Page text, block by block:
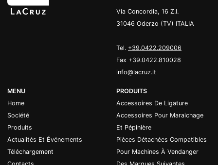
Via Concordia, 16 Z.I.
31046 Oderzo (TV) ITALIA
Tel. +39.0422.209006
Fax +39.0422.810028
info@lacruz.it
MENU
Home
Société
Produits
Actualités Et Événements
Téléchargement
PRODUITS
Accessoires De Ligature
Accessoires Pour Maraichage
Et Pépinière
Pièces Détachées Compatibles
Pour Machines À Vendanger